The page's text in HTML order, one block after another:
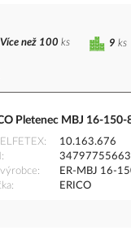
9 ks
Více než 100 ks
Pletenec MBJ 16-
10.163.676
ER-MBJ 16-
ERICO